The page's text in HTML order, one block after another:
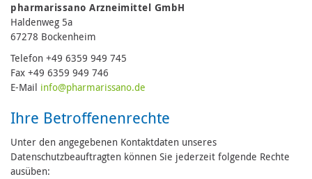
pharmarissano Arzneimittel GmbH
Haldenweg 5a
67278 Bockenheim
Telefon +49 6359 949 745
Fax +49 6359 949 746
E-Mail info@pharmarissano.de
Ihre Betroffenenrechte
Unter den angegebenen Kontaktdaten unseres
Datenschutzbeauftragten können Sie jederzeit folgende Rechte
ausüben: